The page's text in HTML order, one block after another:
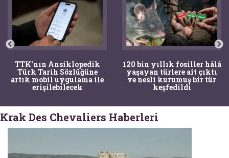
TTK'nın Ansiklopedik
Türk Tarih Sözlüğüne
artık mobil uygulama ile
erişilebilecek
120 bin yıllık fosiller hâlâ
yaşayan türlere ait çıktı
ve nesli kurumuş bir tür
keşfedildi
Krak Des Chevaliers Haberleri